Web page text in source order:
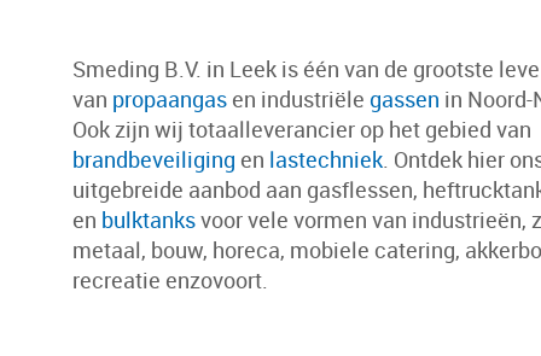
Smeding B.V. in Leek is één van de grootste
van propaangas en industriële gassen in
Ook zijn wij totaalleverancier op het gebied van
brandbeveiliging en lastechniek. Ontdek hier
uitgebreide aanbod aan gasflessen,
en bulktanksvoor vele vormen van industrieën,
metaal, bouw, horeca, mobiele catering,
recreatie enzovoort.